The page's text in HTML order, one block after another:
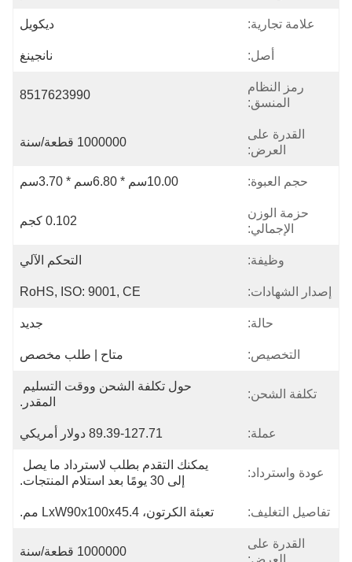
علامة تجارية: ديكويل
أصل: نانجينغ
رمز النظام
المنسق:
8517623990
القدرة على
العرض:
1000000 قطعة/سنة
حجم العبوة: 10.00سم * 6.80سم * 3.70سم
حزمة الوزن
الإجمالي:
0.102 كجم
وظيفة: التحكم الآلي
إصدار الشهادات: RoHS, ISO: 9001, CE
حالة: جديد
التخصيص: متاح | طلب مخصص
تكلفة الشحن:
حول تكلفة الشحن ووقت التسليم
المقدر.
عملة: 89.39-127.71 دولار أمريكي
عودة واسترداد:
إلى 30 يومًا بعد استلام المنتجات.
تفاصيل التغليف: تعبئة الكرتون، LxW90x100x45.4 مم.
القدرة على
العرض:
1000000 قطعة/سنة